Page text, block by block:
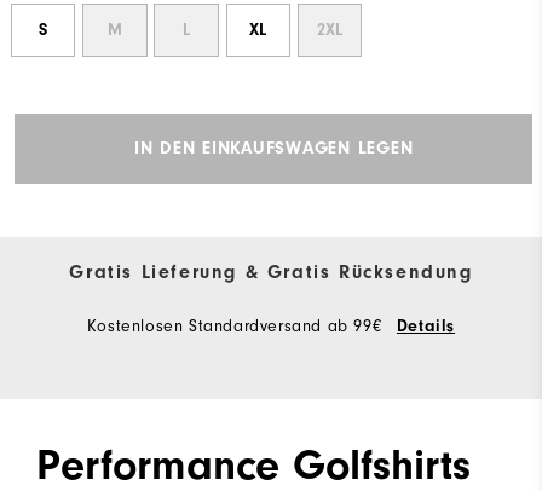
S M L XL 2XL
IN DEN EINKAUFSWAGEN LEGEN
Gratis Lieferung & Gratis Rücksendung
Kostenlosen Standardversand ab 99€ Details
Performance Golfshirts